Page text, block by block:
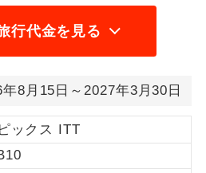
行代金を見る
年8月15日～2027年3月30日
ックス ITT
様1室利用でも追加料金がかからない
スです。
婦限定でご参加いただけるコースで
限定でご参加いただけるコースで